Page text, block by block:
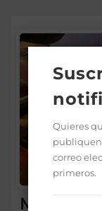
Quieres
publiquen
correo
primeros.